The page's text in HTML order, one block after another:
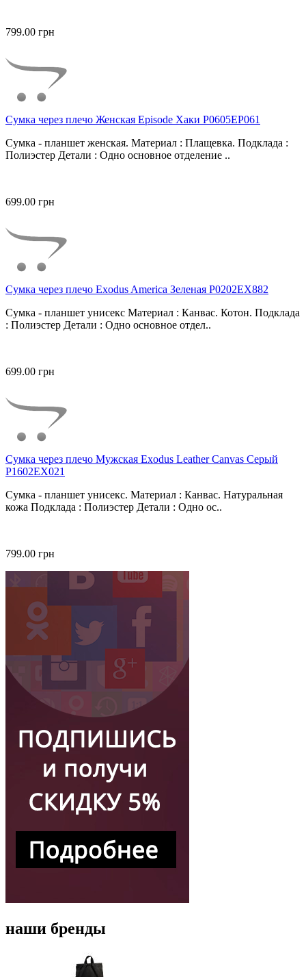
799.00 грн
Сумка через плечо Женская Episode Хаки P0605EP061
Сумка - планшет женская. Материал : Плащевка. Подклада :
Полиэстер Детали : Одно основное отделение ..
699.00 грн
Сумка через плечо Exodus America Зеленая P0202EX882
Сумка - планшет унисекс Материал : Канвас. Котон. Подклада
: Полиэстер Детали : Одно основное отдел..
699.00 грн
Сумка через плечо Мужская Exodus Leather Canvas Серый
P1602EX021
Сумка - планшет унисекс. Материал : Канвас. Натуральная
кожа Подклада : Полиэстер Детали : Одно ос..
799.00 грн
наши бренды